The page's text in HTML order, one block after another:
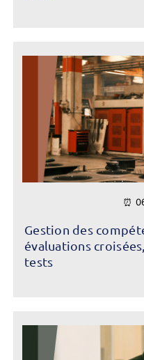
⏰
Gestion des
évaluations
tests